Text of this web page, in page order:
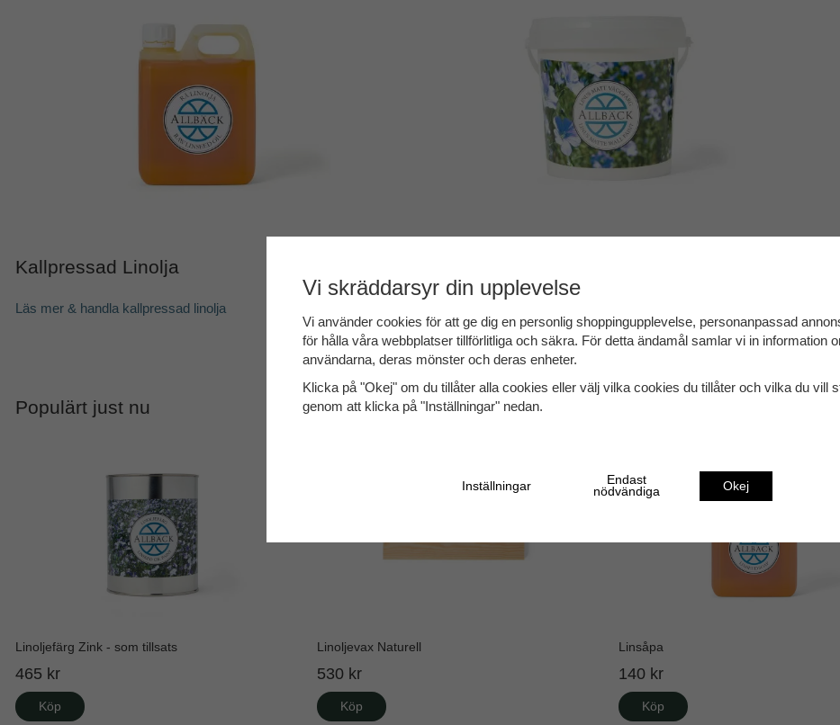
Kallpressad Linolja
Läs mer & handla kallpressad linolja
Populärt just nu
Linoljefärg Zink - som tillsats
465 kr
Köp
Linoljevax Naturell
530 kr
Köp
Linsåpa
140 kr
Köp
Vi skräddarsyr din upplevelse
Vi använder cookies för att ge dig en personlig shoppingupplevelse, personanpassad
för hålla våra webbplatser tillförlitliga och säkra. För detta ändamål samlar vi in information
användarna, deras mönster och deras enheter.
Klicka på "Okej" om du tillåter alla cookies eller välj vilka cookies du tillåter och vilka du vill
genom att klicka på "Inställningar" nedan.
Inställningar
Endast
nödvändiga
Okej